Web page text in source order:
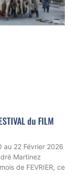
du FILM
22 Février 2026
Martinez
de FEVRIER, ce